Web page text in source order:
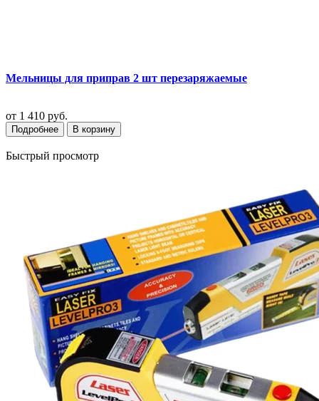
Мельницы для приправ 2 шт перезаряжаемые
от 1 410 руб.
Подробнее В корзину
Быстрый просмотр